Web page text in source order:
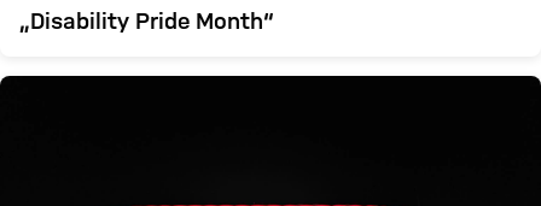
„Disability Pride Month“